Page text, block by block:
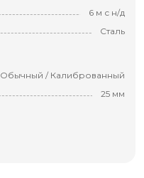
6 м с н/д
Сталь
Обычный / Калиброванный
25 мм